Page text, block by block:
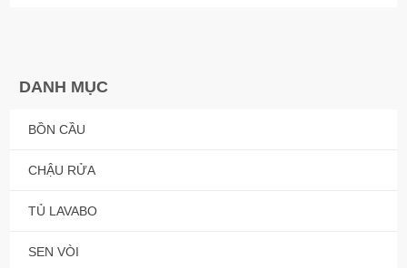
DANH MỤC
BỒN CẦU
CHẬU RỬA
TỦ LAVABO
SEN VÒI